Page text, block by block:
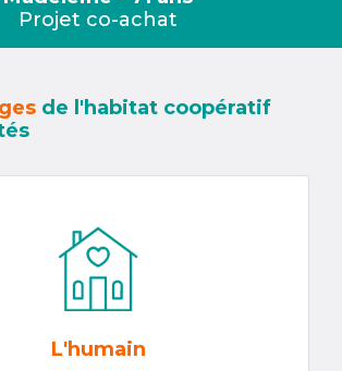
Projet co-achat
de l'habitat coopératif
L'humain